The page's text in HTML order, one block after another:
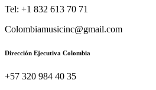
Tel: +1 832 613 70 71
Colombiamusicinc@gmail.com
Dirección Ejecutiva Colombia
+57 320 984 40 35